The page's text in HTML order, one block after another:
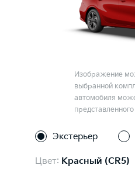
Изображение
выбранной
автомобиля
Экстерьер
Цвет: Красный (CR5)